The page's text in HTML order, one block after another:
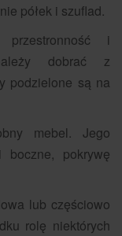
półek i szuflad.
i
dobrać z
podzielone są na
mebel. Jego
pokrywę
lub częściowo
rolę niektórych